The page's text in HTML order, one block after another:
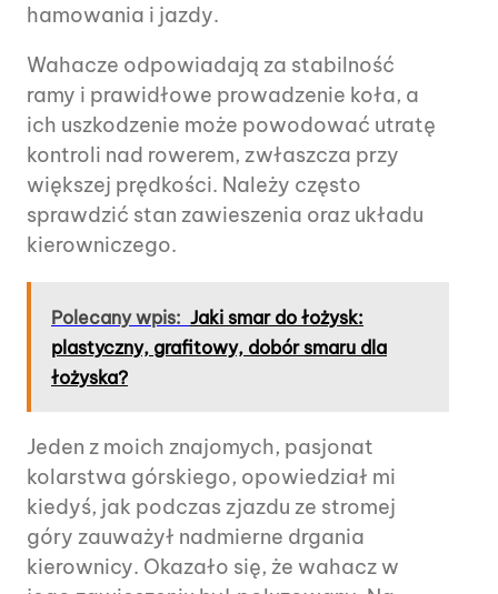
hamowania i jazdy.
Wahacze odpowiadają za stabilność
ramy i prawidłowe prowadzenie koła, a
ich uszkodzenie może powodować utratę
kontroli nad rowerem, zwłaszcza przy
większej prędkości. Należy często
sprawdzić stan zawieszenia oraz układu
kierowniczego.
Polecany wpis: Jaki smar do łożysk:
plastyczny, grafitowy, dobór smaru dla
łożyska?
Jeden z moich znajomych, pasjonat
kolarstwa górskiego, opowiedział mi
kiedyś, jak podczas zjazdu ze stromej
góry zauważył nadmierne drgania
kierownicy. Okazało się, że wahacz w